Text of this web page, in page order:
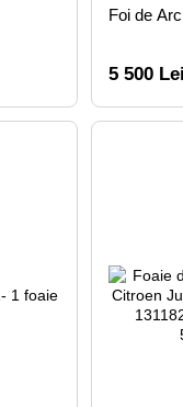
Foi de
5 500 Lei